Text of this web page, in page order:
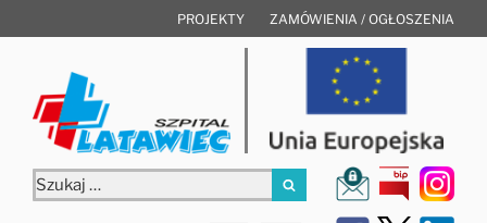
do
PROJEKTY ZAMÓWIENIA / OGŁOSZENIA
Szukaj:
Szukaj